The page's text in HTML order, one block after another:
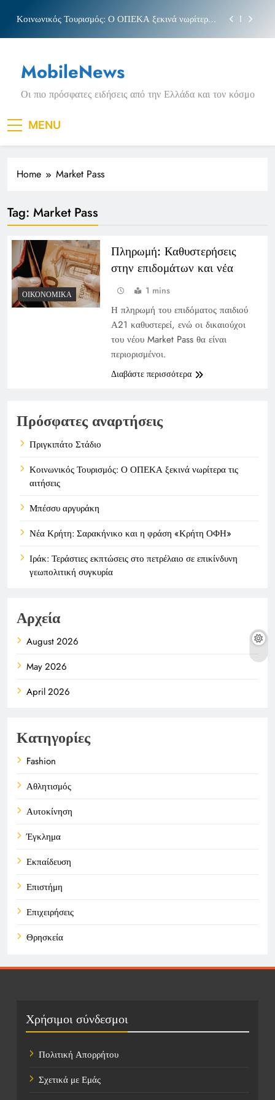
content
Κοινωνικός Τουρισμός: Ο ΟΠΕΚΑ ξεκινά νωρίτερα
Νέα Κρήτη: Σαρακήνικο και η φράση «Κρήτη
ΟΦΗ»
Πριγκιπάτο Στάδιο
Κοινωνικός Τουρισμός: Ο ΟΠΕΚΑ ξεκινά νωρίτερα
τις αιτήσεις
Μπέσσυ αργυράκη
Νέα Κρήτη: Σαρακήνικο και η φράση «Κρήτη
MobileNews
Οι πιο πρόσφατες ειδήσεις από την Ελλάδα και τον κόσμο
MENU
Home Market Pass
Tag: Market Pass
ΟΙΚΟΝΟΜΙΚΆ
Πληρωμή: Καθυστερήσεις
στην επιδομάτων και νέα
1 mins
Η πληρωμή του επιδόματος παιδιού
Α21 καθυστερεί, ενώ οι δικαιούχοι
του νέου Market Pass θα είναι
περιορισμένοι.
Διαβάστε περισσότερα
Πρόσφατες αναρτήσεις
Πριγκιπάτο Στάδιο
Κοινωνικός Τουρισμός: Ο ΟΠΕΚΑ ξεκινά νωρίτερα τις
αιτήσεις
Μπέσσυ αργυράκη
Νέα Κρήτη: Σαρακήνικο και η φράση «Κρήτη ΟΦΗ»
Ιράκ: Τεράστιες εκπτώσεις στο πετρέλαιο σε επικίνδυνη
γεωπολιτική συγκυρία
Αρχεία
August 2026
May 2026
April 2026
Κατηγορίες
Fashion
Αθλητισμός
Αυτοκίνηση
Έγκλημα
Εκπαίδευση
Επιστήμη
Επιχειρήσεις
Θρησκεία
Πολιτική
Τοποθεσίες
Χρήσιμοι σύνδεσμοι
Πολιτική Απορρήτου
Σχετικά με Εμάς